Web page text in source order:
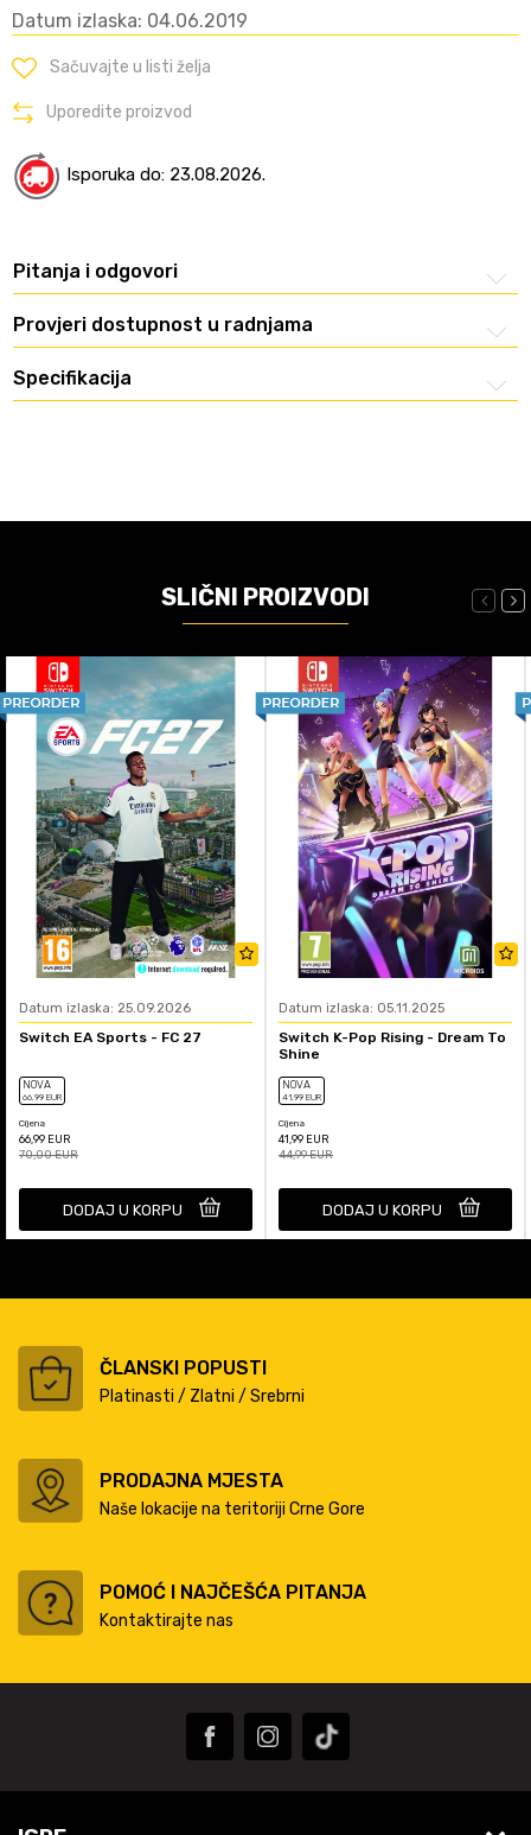
Datum izlaska: 04.06.2019
Sačuvajte u listi želja
Uporedite proizvod
Isporuka do: 23.08.2026.
Pitanja i odgovori
Provjeri dostupnost u radnjama
Specifikacija
SLIČNI PROIZVODI
Datum izlaska: 25.09.2026
Switch EA Sports - FC 27
NOVA
66,99 EUR
Cijena
66,99 EUR
70,00EUR
DODAJ U KORPU
Datum izlaska: 05.11.2025
Switch K-Pop Rising - Dream To
Shine
NOVA
41,99 EUR
Cijena
41,99 EUR
44,99EUR
DODAJ U KORPU
ČLANSKI POPUSTI
Platinasti / Zlatni / Srebrni
PRODAJNA MJESTA
Naše lokacije na teritoriji Crne Gore
POMOĆ I NAJČEŠĆA PITANJA
Kontaktirajte nas